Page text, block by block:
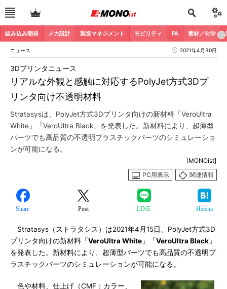
組み込み開発 メカ設計 製造マネジメント モビリティ FA 素材／化学
ニュース 2021年4月30日
リアルな外観と感触に対応するPolyJet方式3Dプ
リンタ向け不透明材料
3Dプリンタニュース
Stratasysは、PolyJet方式3Dプリンタ向けの新材料「VeroUltra
White」「VeroUltra Black」を発表した。新材料により、超薄型
パーツでも高品質の不透明プラスチックパーツのシミュレーショ
ンが可能になる。
[MONOist]
PC用表示
関連情報
Share Post LINE Hatena
Stratasys（ストラタシス）は2021年4月15日、PolyJet方式3D
プリンタ向けの新材料「VeroUltra White 」「VeroUltra Black 」
を発表した。新材料により、超薄型パーツでも高品質の不透明プ
ラスチックパーツのシミュレーションが可能になる。
色や材料、仕上げ（CMF：カラー、